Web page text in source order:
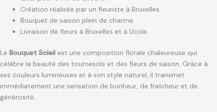
Création réalisée par un fleuriste à Bruxelles.
Bouquet de saison plein de charme.
Livraison de fleurs à Bruxelles et à Uccle.
Le Bouquet Soleil est une composition florale chaleureuse qui
célèbre la beauté des tournesols et des fleurs de saison. Grâce à
ses couleurs lumineuses et à son style naturel, il transmet
immédiatement une sensation de bonheur, de fraîcheur et de
générosité.